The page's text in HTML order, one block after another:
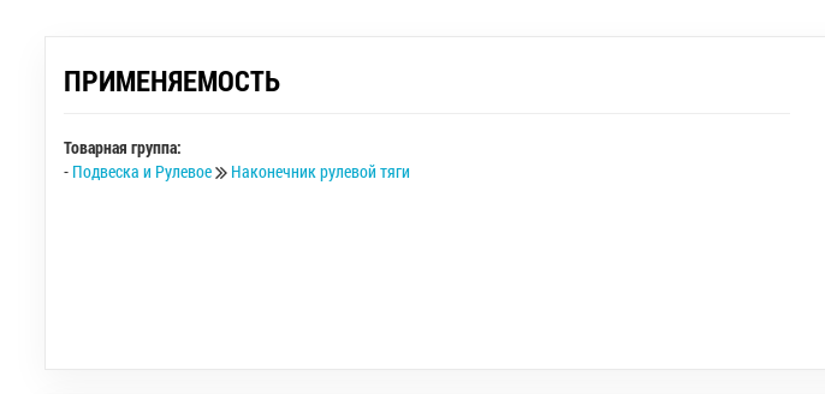
ПРИМЕНЯЕМОСТЬ
Товарная группа:
- Подвеска и Рулевое Наконечник рулевой тяги